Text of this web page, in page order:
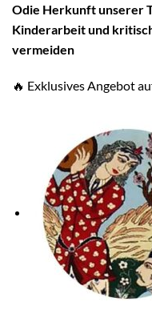
Odie Herkunft unserer
Kinderarbeit und
vermeiden
🔥 Exklusives Angebot